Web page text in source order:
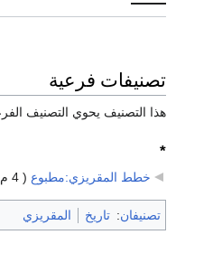
تصنيفات فرعية
هذا التصنيف يحوي التصنيف
*
خطط المقريزي:مطبوع ( 4 م)
تصنيفان: تاريخ المقريزي